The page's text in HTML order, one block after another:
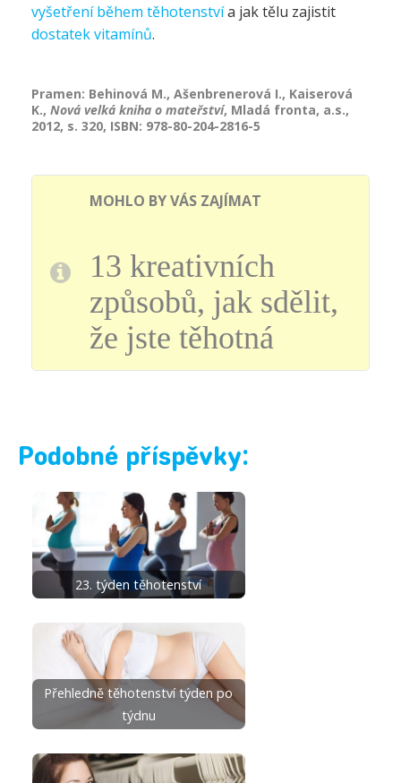
vyšetření během těhotenstvía jak tělu zajistit
dostatek vitamínů.
Pramen: Behinová M., Ašenbrenerová I., Kaiserová
K., Nová velká kniha o mateřství, Mladá fronta, a.s.,
2012, s. 320, ISBN: 978-80-204-2816-5
MOHLO BY VÁS ZAJÍMAT
13 kreativních
způsobů, jak sdělit,
že jste těhotná
Podobné příspěvky:
23. týden těhotenství
Přehledně těhotenství týden po
týdnu